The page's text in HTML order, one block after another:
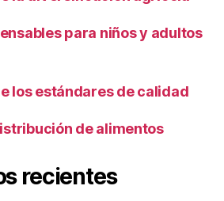
para niños y adultos
los estándares de calidad
de alimentos
recientes